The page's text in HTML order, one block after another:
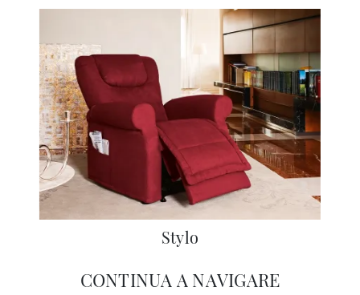
Stylo
CONTINUA A NAVIGARE